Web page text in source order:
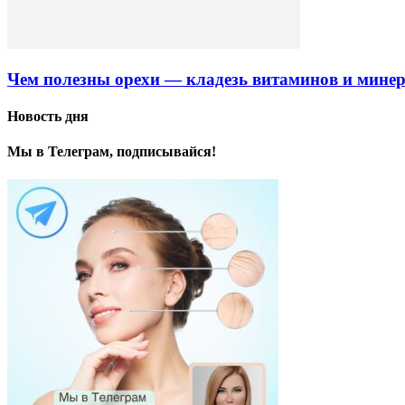
Чем полезны орехи — кладезь витаминов и
Новость дня
Мы в Телеграм, подписывайся!